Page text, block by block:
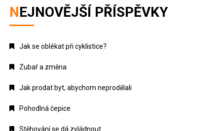
NEJNOVĚJŠÍ PŘÍSPĚVKY
Jak se oblékat při cyklistice?
Zubař a změna
Jak prodat byt, abychom neprodělali
Pohodlná čepice
Stěhování se dá zvládnout